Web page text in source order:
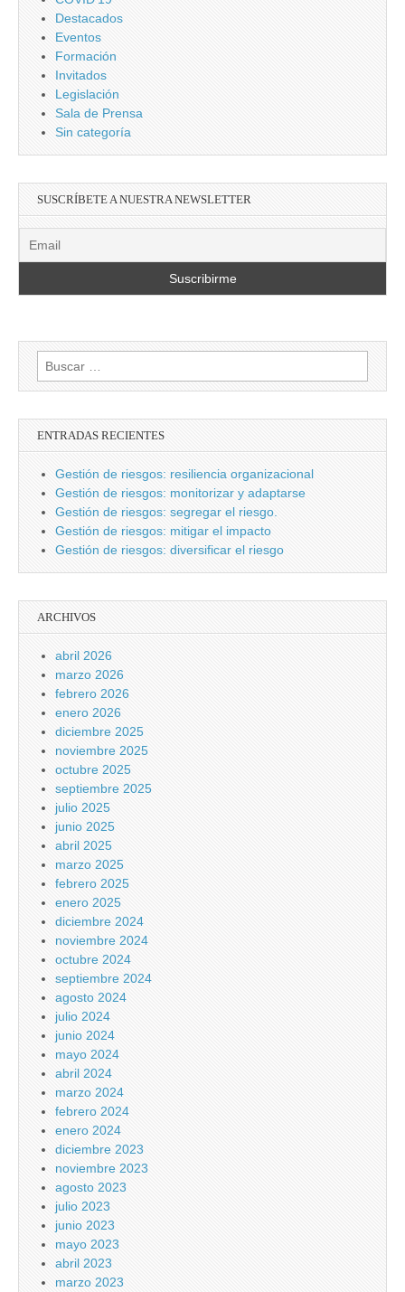
Destacados
Eventos
Formación
Invitados
Legislación
Sala de Prensa
Sin categoría
SUSCRÍBETE A NUESTRA NEWSLETTER
Buscar:
ENTRADAS RECIENTES
Gestión de riesgos: resiliencia organizacional
Gestión de riesgos: monitorizar y adaptarse
Gestión de riesgos: segregar el riesgo.
Gestión de riesgos: mitigar el impacto
Gestión de riesgos: diversificar el riesgo
ARCHIVOS
abril 2026
marzo 2026
febrero 2026
enero 2026
diciembre 2025
noviembre 2025
octubre 2025
septiembre 2025
julio 2025
junio 2025
abril 2025
marzo 2025
febrero 2025
enero 2025
diciembre 2024
noviembre 2024
octubre 2024
septiembre 2024
agosto 2024
julio 2024
junio 2024
mayo 2024
abril 2024
marzo 2024
febrero 2024
enero 2024
diciembre 2023
noviembre 2023
agosto 2023
julio 2023
junio 2023
mayo 2023
abril 2023
marzo 2023